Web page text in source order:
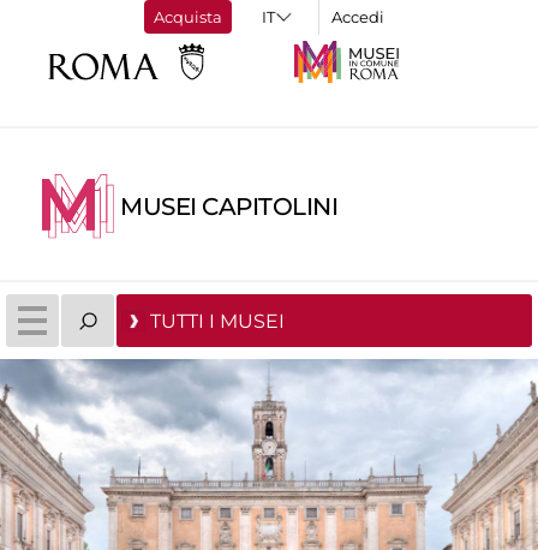
Acquista Accedi
MUSEI CAPITOLINI
TUTTI I MUSEI